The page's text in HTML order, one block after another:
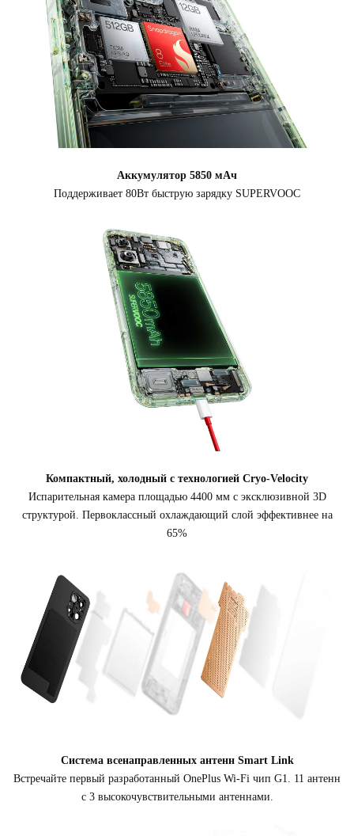
Аккумулятор 5850 мАч
Поддерживает 80Вт быструю зарядку SUPERVOOC
Компактный, холодный с технологией Cryo-Velocity
Испарительная камера площадью 4400 мм с эксклюзивной 3D
структурой. Первоклассный охлаждающий слой эффективнее на
65%
Система всенаправленных антенн Smart Link
Встречайте первый разработанный OnePlus Wi-Fi чип G1. 11 антенн
с 3 высокочувствительными антеннами.